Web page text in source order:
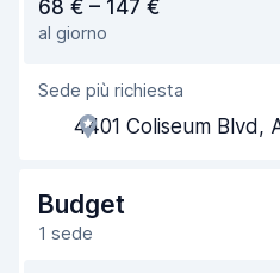
Facile da trovare
Gentilezza degli agenti
Rapidità del ritiro
Rapidità della riconsegna
68 € – 147 €
al giorno
Sede più richiesta
4401 Coliseum Blvd,
Budget
1 sede